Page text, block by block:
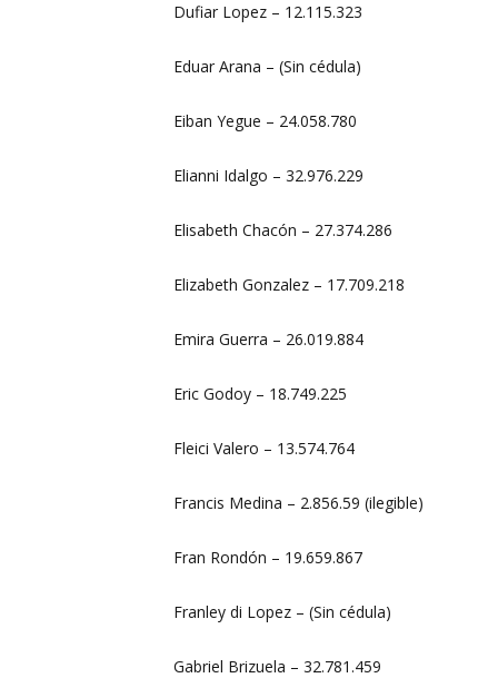
Dufiar Lopez – 12.115.323
Eduar Arana – (Sin cédula)
Eiban Yegue – 24.058.780
Elianni Idalgo – 32.976.229
Elisabeth Chacón – 27.374.286
Elizabeth Gonzalez – 17.709.218
Emira Guerra – 26.019.884
Eric Godoy – 18.749.225
Fleici Valero – 13.574.764
Francis Medina – 2.856.59 (ilegible)
Fran Rondón – 19.659.867
Franley di Lopez – (Sin cédula)
Gabriel Brizuela – 32.781.459